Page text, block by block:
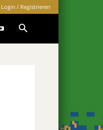
Login / Registrieren